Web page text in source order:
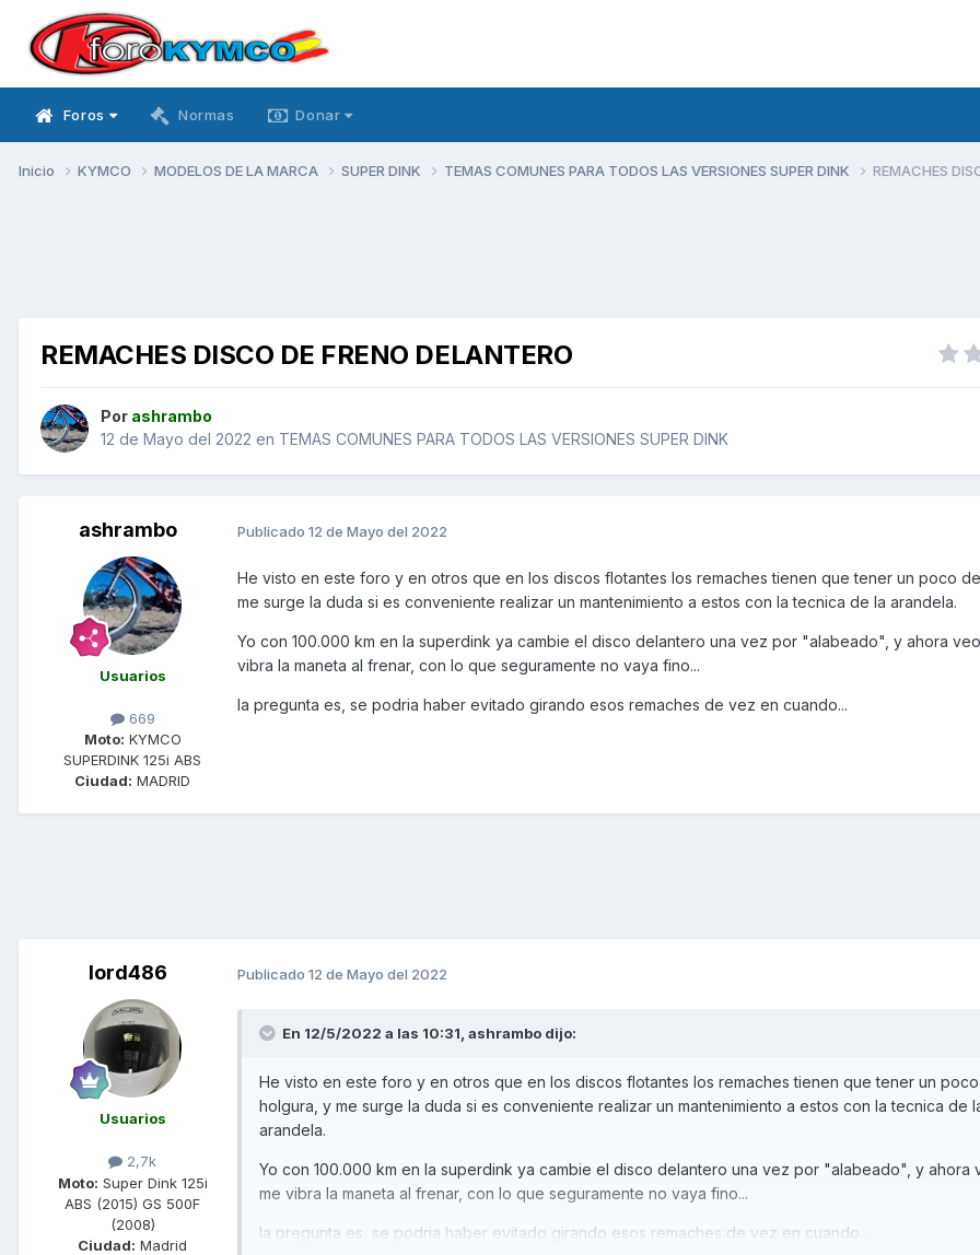
Foros Normas Donar
Inicio KYMCO MODELOS DE LA MARCA SUPER DINK TEMAS COMUNES PARA TODOS LAS VERSIONES SUPER DINK REMACHES
REMACHES DISCO DE FRENO DELANTERO
Por ashrambo
12 de Mayo del 2022 en TEMAS COMUNES PARA TODOS LAS VERSIONES SUPER DINK
ashrambo
Usuarios
669
Moto: KYMCO
SUPERDINK 125i ABS
Ciudad: MADRID
Publicado 12 de Mayo del 2022
He visto en este foro y en otros que en los discos flotantes los remaches tienen que tener un poco
me surge la duda si es conveniente realizar un mantenimiento a estos con la tecnica de la arandela.
Yo con 100.000 km en la superdink ya cambie el disco delantero una vez por "alabeado", y ahora
vibra la maneta al frenar, con lo que seguramente no vaya fino...
la pregunta es, se podria haber evitado girando esos remaches de vez en cuando...
lord486
Usuarios
2,7k
Moto: Super Dink 125i
ABS (2015) GS 500F
(2008)
Ciudad: Madrid
Publicado 12 de Mayo del 2022
En 12/5/2022 a las 10:31, ashrambo dijo:
He visto en este foro y en otros que en los discos flotantes los remaches tienen que tener un
holgura, y me surge la duda si es conveniente realizar un mantenimiento a estos con la tecnica de
arandela.
Yo con 100.000 km en la superdink ya cambie el disco delantero una vez por "alabeado", y ahora
me vibra la maneta al frenar, con lo que seguramente no vaya fino...
la pregunta es, se podria haber evitado girando esos remaches de vez en cuando...